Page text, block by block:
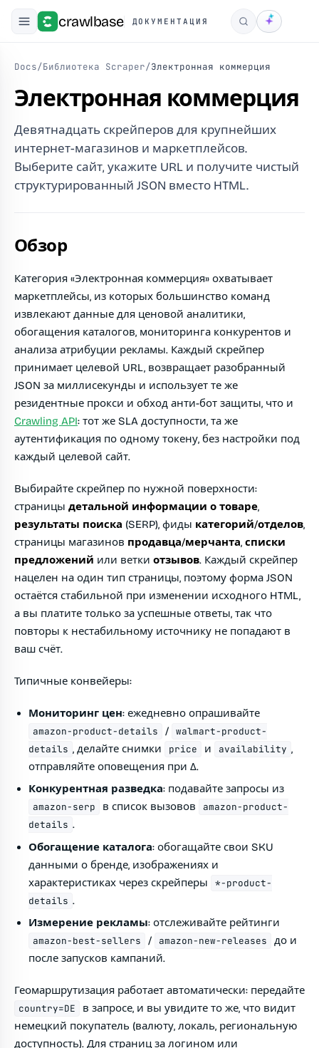
crawlbase ДОКУМЕНТАЦИЯ Поиск
Docs/Библиотека Scraper/Электронная коммерция
Электронная коммерция
Девятнадцать скрейперов для крупнейших
интернет-магазинов и маркетплейсов.
Выберите сайт, укажите URL и получите чистый
структурированный JSON вместо HTML.
Обзор
Категория «Электронная коммерция» охватывает
маркетплейсы, из которых большинство команд
извлекают данные для ценовой аналитики,
обогащения каталогов, мониторинга конкурентов и
анализа атрибуции рекламы. Каждый скрейпер
принимает целевой URL, возвращает разобранный
JSON за миллисекунды и использует те же
резидентные прокси и обход анти-бот защиты, что и
Crawling API: тот же SLA доступности, та же
аутентификация по одному токену, без настройки под
каждый целевой сайт.
Выбирайте скрейпер по нужной поверхности:
страницы детальной информации о товаре,
результаты поиска (SERP), фиды категорий/отделов,
страницы магазинов продавца/мерчанта, списки
предложений или ветки отзывов. Каждый скрейпер
нацелен на один тип страницы, поэтому форма JSON
остаётся стабильной при изменении исходного HTML,
а вы платите только за успешные ответы, так что
повторы к нестабильному источнику не попадают в
ваш счёт.
Типичные конвейеры:
Мониторинг цен: ежедневно опрашивайте
amazon-product-details /
walmart-product-
details , делайте снимки price и availability ,
отправляйте оповещения при Δ.
Конкурентная разведка: подавайте запросы из
amazon-serp в список вызовов
amazon-product-
details .
Обогащение каталога: обогащайте свои SKU
данными о бренде, изображениях и
характеристиках через скрейперы
*-product-
details .
Измерение рекламы: отслеживайте рейтинги
amazon-best-sellers / amazon-new-releases
до и
после запусков кампаний.
Геомаршрутизация работает автоматически: передайте
country=DE
в запросе, и вы увидите то же, что видит
немецкий покупатель (валюту, локаль, региональную
доступность). Для страниц за логином или